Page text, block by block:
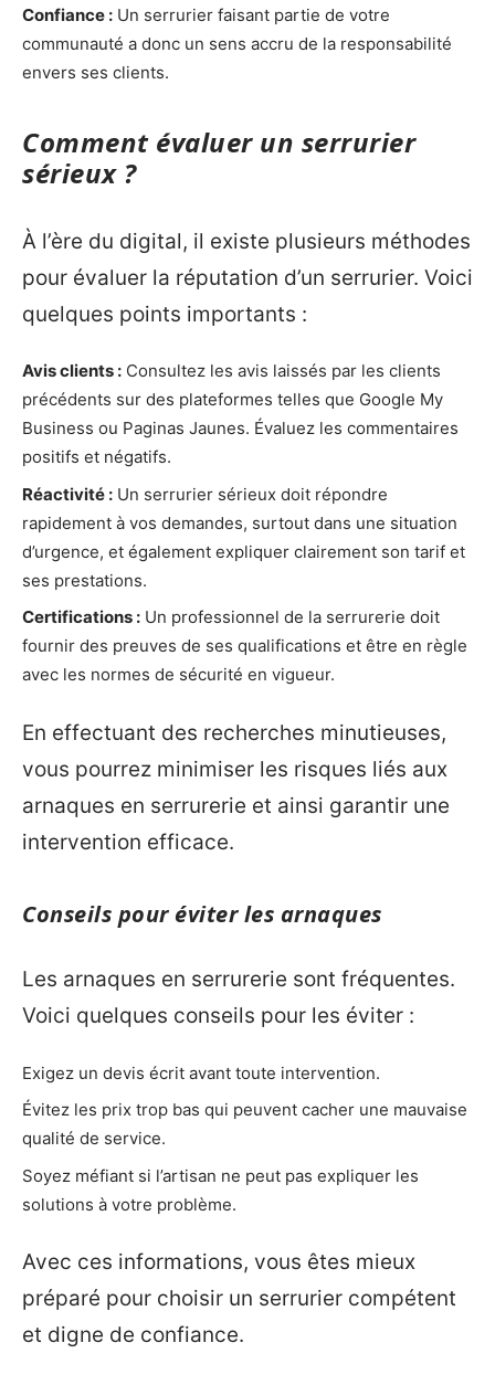
Confiance : Un serrurier faisant partie de votre
communauté a donc un sens accru de la responsabilité
envers ses clients.
Comment évaluer un serrurier
sérieux ?
À l’ère du digital, il existe plusieurs méthodes
pour évaluer la réputation d’un serrurier. Voici
quelques points importants :
Avis clients : Consultez les avis laissés par les clients
précédents sur des plateformes telles que Google My
Business ou Paginas Jaunes. Évaluez les commentaires
positifs et négatifs.
Réactivité : Un serrurier sérieux doit répondre
rapidement à vos demandes, surtout dans une situation
d’urgence, et également expliquer clairement son tarif et
ses prestations.
Certifications : Un professionnel de la serrurerie doit
fournir des preuves de ses qualifications et être en règle
avec les normes de sécurité en vigueur.
En effectuant des recherches minutieuses,
vous pourrez minimiser les risques liés aux
arnaques en serrurerie et ainsi garantir une
intervention efficace.
Conseils pour éviter les arnaques
Les arnaques en serrurerie sont fréquentes.
Voici quelques conseils pour les éviter :
Exigez un devis écrit avant toute intervention.
Évitez les prix trop bas qui peuvent cacher une mauvaise
qualité de service.
Soyez méfiant si l’artisan ne peut pas expliquer les
solutions à votre problème.
Avec ces informations, vous êtes mieux
préparé pour choisir un serrurier compétent
et digne de confiance.